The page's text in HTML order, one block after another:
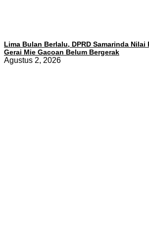
Lima Bulan Berlalu, DPRD Samarinda Nilai
Gerai Mie Gacoan Belum Bergerak
Agustus 2, 2026